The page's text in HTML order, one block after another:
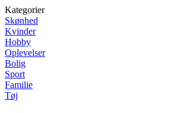
Kategorier
Skønhed
Kvinder
Hobby
Oplevelser
Bolig
Sport
Familie
Tøj